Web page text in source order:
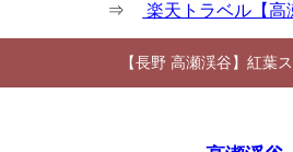
⇒ 楽天トラベル【高
【長野 高瀬渓谷】紅葉